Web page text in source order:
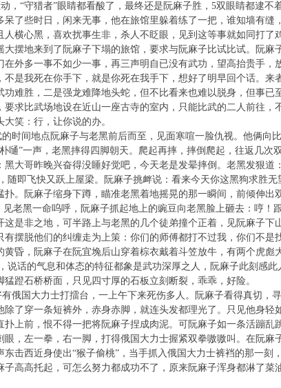
“守猎者”眼睛都看酸了，最终还是阮麻子胜，5双眼睛都逮不着
些时日，闲来无事，他在旅馆里躲着练了一把，谁知墙有缝
横心黑，喜欢扰事生非，杀人不眨眼，见到这等事就如同打
摆地来到了阮麻子下塌的旅馆，要求与阮麻子比试比试。阮
外多一事不如少一事，再三声明自已没有武功，望高抬贵手
是我死在你手下，就是你死在我手下，想好了明早回个话。
难胜，二是强龙难降地头蛇，但不比看来也难以脱身，但事已
比武场地设在近山一座古寺的室内，只能比武的二人前往，
笑：行，让你说的办。
间地点阮麻子与老黑前后而至，见面寒喧一脸仇视。他俩向
嗵”一声，老黑摔得四脚朝天。爬起再摔，摔倒爬起，往返几次
大哥昨晚兴奋得没睡好觉吧，今天老是发晕摔倒。老黑发狠道
随即飞快又跃上屋梁。阮麻子挑衅说：看来今天你这黑狗求胜
。阮麻子缩身下蹲，瞄准老黑着地摇晃的那一瞬间，前倾伸
老黑一命呜呼，阮麻子抓起地上的豌豆向老黑脸上砸去：哼！跟
非之地，可半路上与老黑的几个徒弟撞个正着，见阮麻子下
摆脱他们的纠缠走为上策：你们的师傅都打不过我，你们不是
，阮麻子在阮宜堍后山穿着棕衣戴着斗笠放牛，有两个虎彪
说话的气息和体态的特征都象是武功深厚之人，阮麻子此刻感
蹬石桥桥面，只见四寸厚的石板立刻断裂，乖乖，好险。
国大力士打擂台，一上午下来死伤多人。阮麻子看得真切，
了穿一条短裤外，赤身赤脚，就连头发都理光了。只见他身
上前，恨不得一把将阮麻子捏成肉泥。可阮麻子如一条活蹦
，左一拳，右一脚，打得俄国大力士握紧双拳嗷嗷叫。在阮
击西近身使出“猴子偷桃”，当手抓入俄国大力士裤裆的那一刻
高高托起，可怎么努力都成功不了，原来阮麻子浑身都淋了